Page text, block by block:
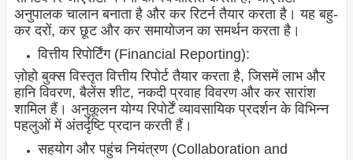
अनुपालक चालान बनाता है और कर रिटर्न तैयार करता है। यह बहु-
कर दरों, कर छूट और कर समायोजन का समर्थन करता है।
वित्तीय रिपोर्टिंग (Financial Reporting):
ज़ोहो बुक्स विस्तृत वित्तीय रिपोर्ट तैयार करता है, जिसमें लाभ और
हानि विवरण, बैलेंस शीट, नकदी प्रवाह विवरण और कर सारांश
शामिल हैं। अनुकूलन योग्य रिपोर्टें व्यावसायिक प्रदर्शन के विभिन्न
पहलुओं में अंतर्दृष्टि प्रदान करती हैं।
सहयोग और पहुंच नियंत्रण (Collaboration and